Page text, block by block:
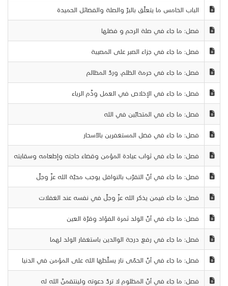
الباب الخامس ما يتعلّق بالبرّ والصلة والفضائل الحميدة
فصل: ما جاء في صلة الرحم و فضلها
فصل: ما جاء في جزاء الصبر على المصيبة
فصل: ما جاء في حرمة الظلم، وردّ المظالم
فصل: ما جاء في الإخلاص في العمل وذّم الرياء
فصل: ما جاء في المتحابّين في الله
فصل: ما جاء في فضل المستغفرين بالأسحار
فصل: ما جاء في ثواب عيادة المؤمن وقضاء حاجته وإطعامه وسقايته
فصل: ما جاء في أنّ التقرّب بالنوافل يوجب محبّة الله عزّ وجلّ
فصل: ما جاء فيمن يذكر الله عزّ وجلّ في نفسه عند الغفلات
فصل: ما جاء في أنّ الولد ثمرة الفؤاد وقرّة العين
فصل: ما جاء في رفع درجة الوالدين باستغفار الولد لهما
فصل: ما جاء في أنّ الحمّى نار يسلّطها الله على المؤمن في الدنيا
فصل: ما جاء في أنّ المظلوم لا تردّ دعوته ولينتقمنّ الله له